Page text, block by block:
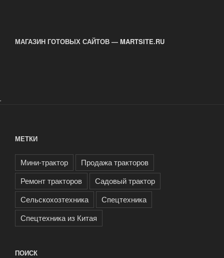
МАГАЗИН ГОТОВЫХ САЙТОВ — MARTSITE.RU
.
МЕТКИ
Мини-трактор
Продажа тракторов
Ремонт тракторов
Садовый трактор
Сельскохозтехника
Спецтехника
Спецтехника из Китая
ПОИСК